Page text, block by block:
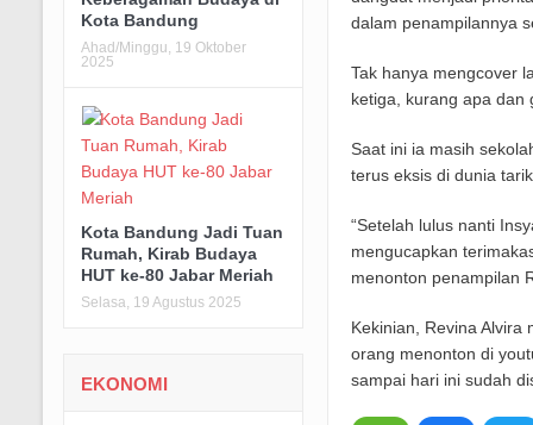
dalam penampilannya
Tak hanya mengcover
ketiga, kurang apa dan
Saat ini ia masih
terus eksis di dunia
“Setelah lulus nanti
mengucapkan
menonton penampilan
Kekinian, Revina
orang menonton di
sampai hari ini sudah
Kota Bandung
Ahad/Minggu, 19 Oktober
2025
Kota Bandung Jadi Tuan
Rumah, Kirab Budaya
HUT ke-80 Jabar Meriah
Selasa, 19 Agustus 2025
EKONOMI